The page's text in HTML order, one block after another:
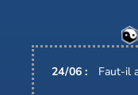
24/06 : Faut-il